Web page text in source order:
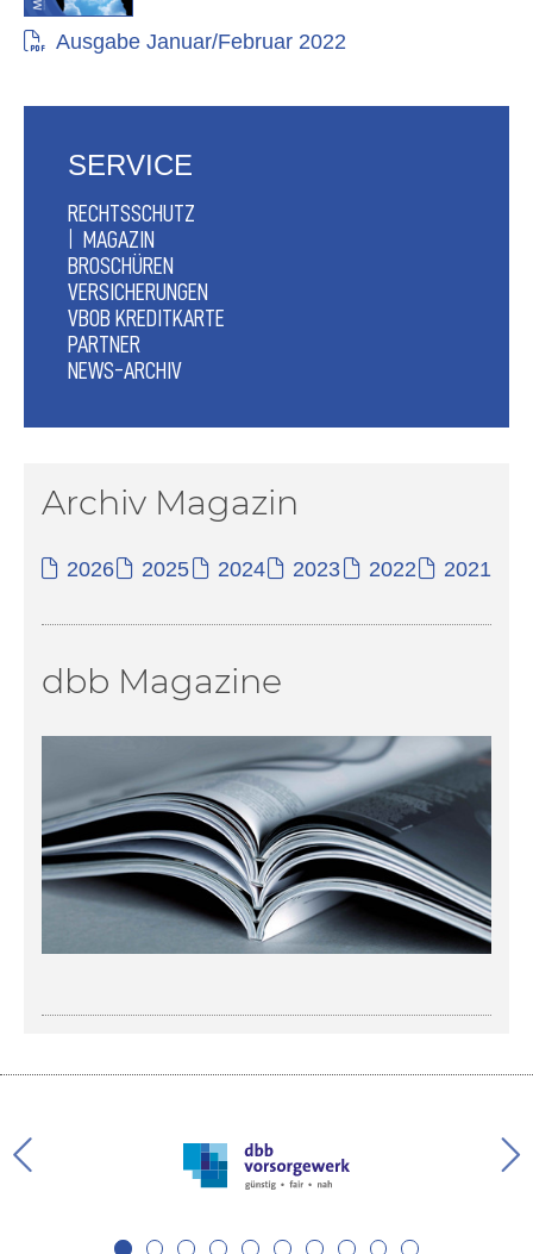
Ausgabe Januar/Februar 2022
SERVICE
RECHTSSCHUTZ
MAGAZIN
BROSCHÜREN
VERSICHERUNGEN
VBOB KREDITKARTE
PARTNER
NEWS-ARCHIV
Archiv Magazin
2026 2025 2024 2023 2022 2021
dbb Magazine